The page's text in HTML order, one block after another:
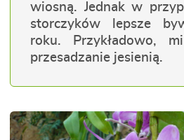
wiosną. Jednak w
storczyków lepsze
roku. Przykładowo,
przesadzanie jesienią.